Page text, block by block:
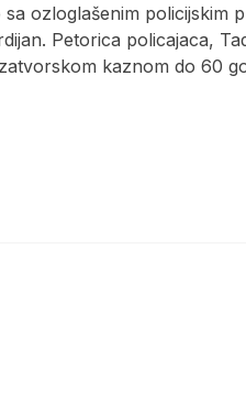
ozloglašenim policijskim
Petorica policajaca,
kaznom do 60